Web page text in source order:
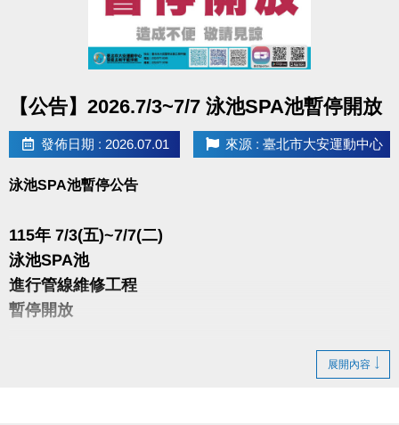
【公告】2026.7/3~7/7 泳池SPA池暫停開放
發佈日期 : 2026.07.01 來源 : 臺北市大安運動中心
泳池SPA池暫停公告
115年 7/3(五)~7/7(二)
泳池SPA池
進行管線維修工程
暫停開放
展開內容